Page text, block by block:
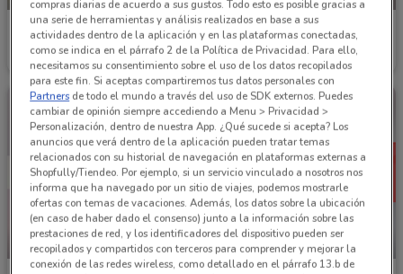
Waldos
Caduca el 23/08 2.3 km
Waldos
Caduca el 23/08
NUEVO
compras diarias de acuerdo a sus gustos. Todo esto es posible gracias a
una serie de herramientas y análisis realizados en base a sus
actividades dentro de la aplicación y en las plataformas conectadas,
como se indica en el párrafo 2 de la Política de Privacidad. Para ello,
necesitamos su consentimiento sobre el uso de los datos recopilados
para este fin. Si aceptas compartiremos tus datos personales con
Partners de todo el mundo a través del uso de SDK externos. Puedes
cambiar de opinión siempre accediendo a Menu > Privacidad >
Personalización, dentro de nuestra App. ¿Qué sucede si acepta? Los
anuncios que verá dentro de la aplicación pueden tratar temas
relacionados con su historial de navegación en plataformas externas a
Shopfully/Tiendeo. Por ejemplo, si un servicio vinculado a nosotros nos
informa que ha navegado por un sitio de viajes, podemos mostrarle
ofertas con temas de vacaciones. Además, los datos sobre la ubicación
(en caso de haber dado el consenso) junto a la información sobre las
prestaciones de red, y los identificadores del dispositivo pueden ser
recopilados y compartidos con terceros para comprender y mejorar la
conexión de las redes wireless, como detallado en el párrafo 13.b de